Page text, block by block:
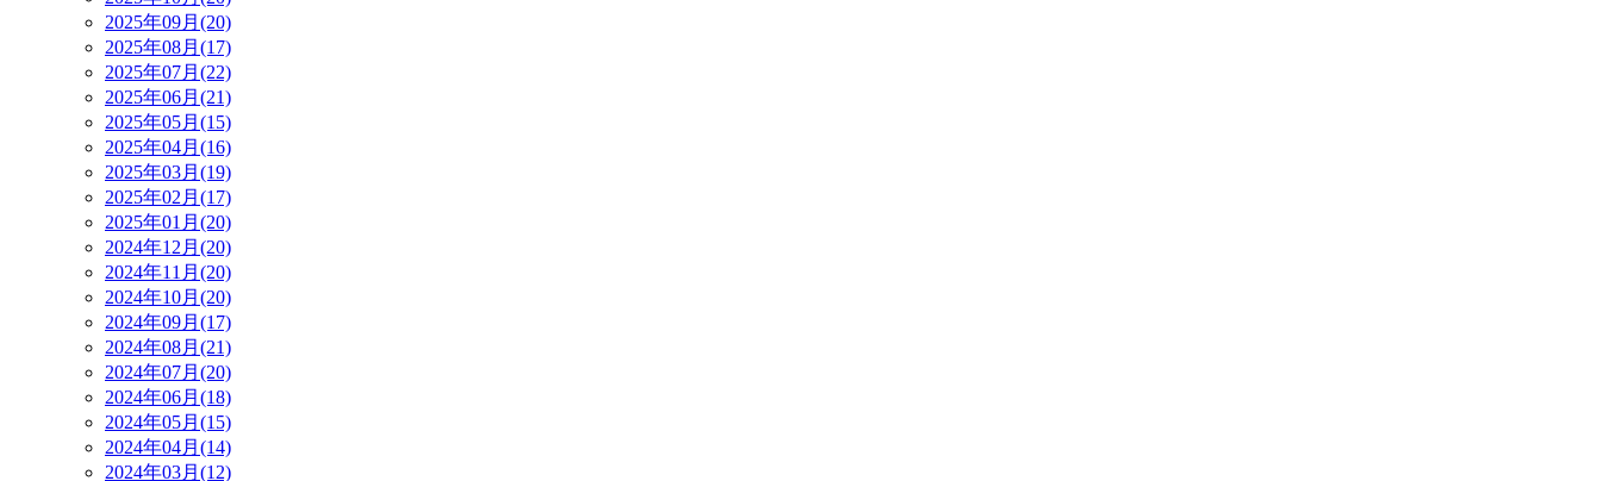
2025年09月(20)
2025年08月(17)
2025年07月(22)
2025年06月(21)
2025年05月(15)
2025年04月(16)
2025年03月(19)
2025年02月(17)
2025年01月(20)
2024年12月(20)
2024年11月(20)
2024年10月(20)
2024年09月(17)
2024年08月(21)
2024年07月(20)
2024年06月(18)
2024年05月(15)
2024年04月(14)
2024年03月(12)